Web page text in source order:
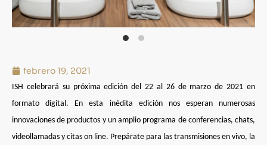
febrero 19, 2021
ISH celebrará su próxima edicióndel 22 al 26 de marzo de 2021 en
formato digital . En esta inédita edición nos esperan numerosas
innovaciones de productos y un amplio programa de conferencias, chats,
videollamadas y citas on line. Prepárate para las transmisiones en vivo, la